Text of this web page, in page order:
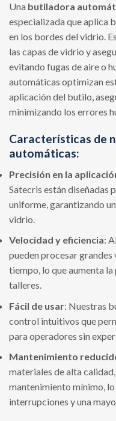
Una butiladora
especializada que aplica
en los bordes del vidrio.
las capas de vidrio y
evitando fugas de aire o
automáticas optimizan
aplicación del butilo,
minimizando los errores
Características de
automáticas:
Precisión en la
Satecris están diseñadas
uniforme, garantizando
vidrio.
Velocidad y eficiencia:
pueden procesar grandes
tiempo, lo que aumenta
talleres.
Fácil de usar: Nuestras
control intuitivos que
para operadores sin
Mantenimiento
materiales de alta
mantenimiento mínimo, lo
interrupciones y una